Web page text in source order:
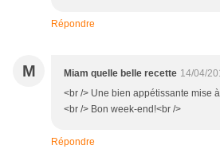
Répondre
M Miam quelle belle recette 14/04/
<br /> Une bien appétissante mise
<br /> Bon week-end!<br />
Répondre